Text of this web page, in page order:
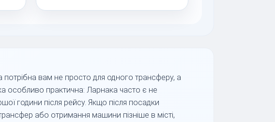
вам не просто для одного трансферу, а
особливо практична: Ларнака часто є не
години після рейсу. Якщо після посадки
або отримання машини пізніше в місті,